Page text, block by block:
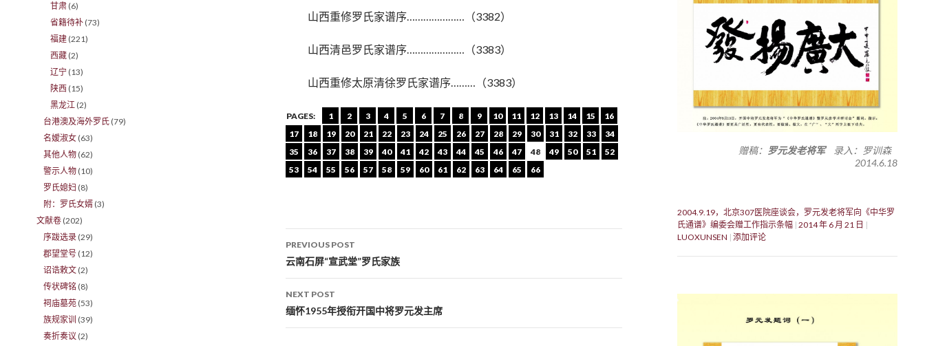
山西重修罗氏家谱序…………………（3382）
山西清邑罗氏家谱序…………………（3383）
山西重修太原清徐罗氏家谱序………（3383）
PAGES: 1 2 3 4 5 6 7 8 9 10 11 12 13 14 15
16
17
18 19 20 21 22 23 24 25 26 27 28 29 30 31 32 33
34
35
36 37 38 39 40 41 42 43 44 45 46 47 48 49 50 51
52
53
54 55 56 57 58 59 60 61 62 63 64 65 66
Post navigation
PREVIOUS POST
云南石屏“宣武堂”罗氏家族
NEXT POST
缅怀1955年授衔开国中将罗元发主席
赠稿： 罗元发老将军录入：罗训森
2014.6.18
2004.9.19，北京307医院座谈会，罗元发老将军向《中华罗
氏通谱》编委会赠工作指示条幅 2014 年 6 月 21 日
LUOXUNSEN 添加评论
甘肃 (6)
省籍待补 (73)
福建 (221)
西藏 (2)
辽宁 (13)
陕西 (15)
黑龙江 (2)
台港澳及海外罗氏 (79)
名嫒淑女 (63)
其他人物 (62)
警示人物 (10)
罗氏媳妇 (8)
附：罗氏女婿 (3)
文献卷 (202)
序跋选录 (29)
郡望堂号 (12)
诏诰敕文 (2)
传状碑铭 (8)
祠庙墓苑 (53)
族规家训 (39)
奏折奏议 (2)